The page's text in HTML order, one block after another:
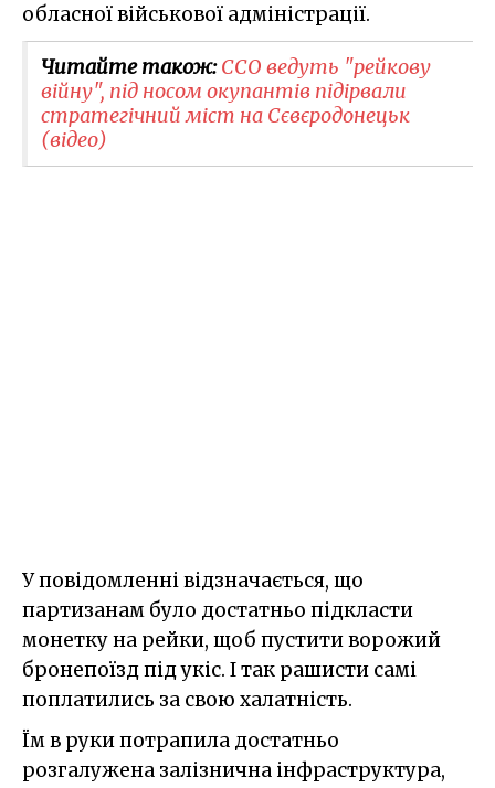
обласної військової адміністрації.
Читайте також:ССО ведуть "рейкову
війну", під носом окупантів підірвали
стратегічний міст на Сєвєродонецьк
(відео)
У повідомленні відзначається, що
партизанам було достатньо підкласти
монетку на рейки, щоб пустити ворожий
бронепоїзд під укіс. І так рашисти самі
поплатились за свою халатність.
Їм в руки потрапила достатньо
розгалужена залізнична інфраструктура,